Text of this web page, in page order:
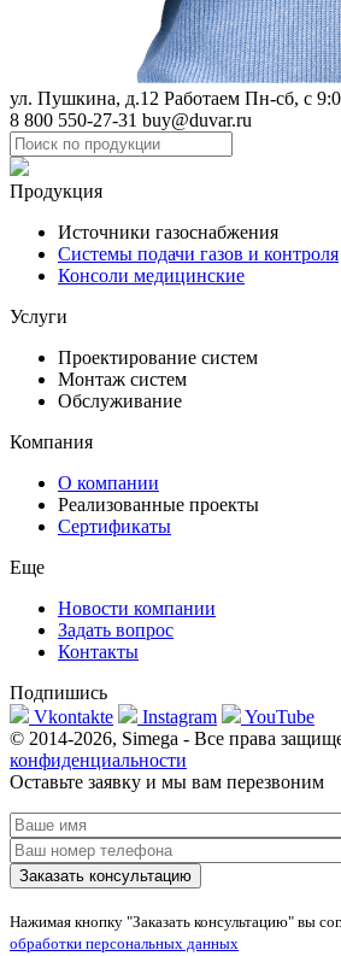
ул. Пушкина, д.12 Работаем Пн-сб, с
8 800 550-27-31 buy@duvar.ru
Продукция
Источники газоснабжения
Системы подачи газов и контроля
Консоли медицинские
Услуги
Проектирование систем
Монтаж систем
Обслуживание
Компания
О компании
Реализованные проекты
Сертификаты
Еще
Новости компании
Задать вопрос
Контакты
Подпишись
Vkontakte
Instagram
YouTube
© 2014-2026, Simega - Все права
конфиденциальности
Оставьте заявку и мы вам перезвоним
Нажимая кнопку "Заказать консультацию" вы
обработки персональных данных